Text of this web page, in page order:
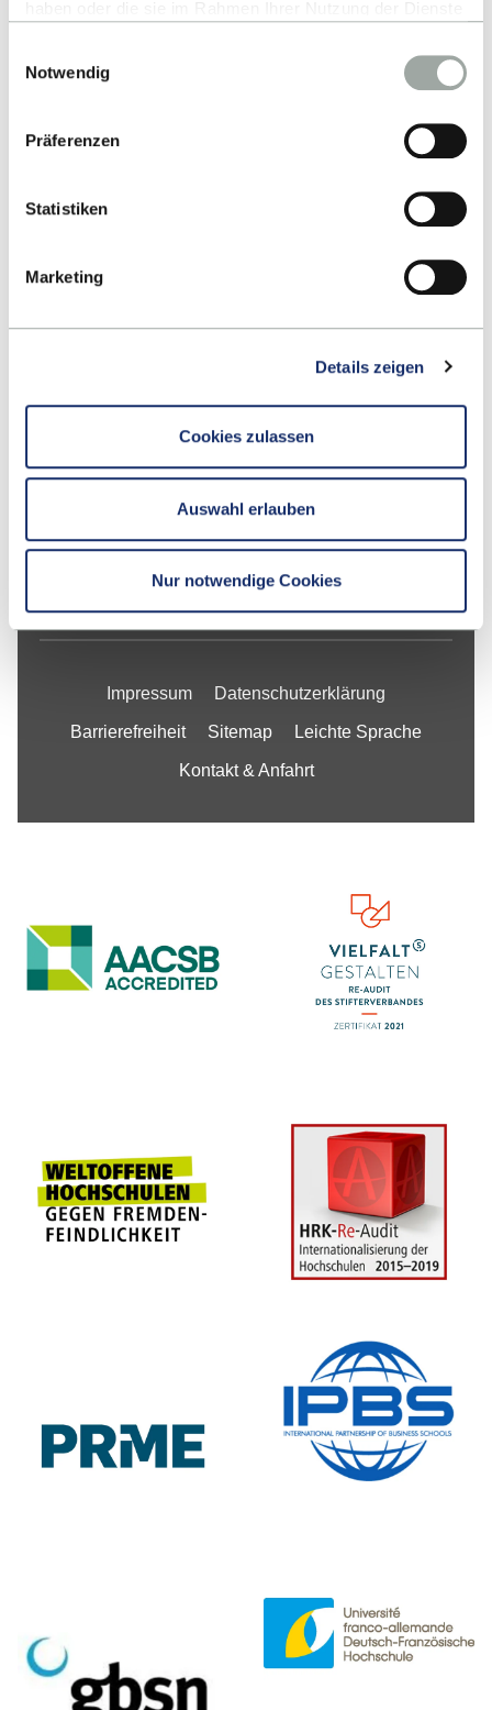
Alles zum Thema Cookies und personenbezogene
Datenverarbeitung entnehmen Sie unserer
Notwendig
Präferenzen
Statistiken
Marketing
Details zeigen
Cookies zulassen
Auswahl erlauben
Nur notwendige Cookies
Studium
Forschung
Unternehmen
Die ESB
Impressum Datenschutzerklärung
Barrierefreiheit Sitemap Leichte Sprache
Kontakt & Anfahrt